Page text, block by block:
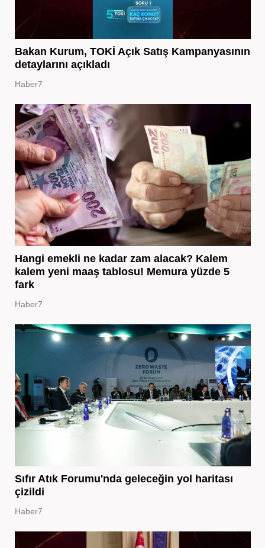
Bakan Kurum, TOKİ Açık Satış Kampanyasının
detaylarını açıkladı
Haber7
Hangi emekli ne kadar zam alacak? Kalem
kalem yeni maaş tablosu! Memura yüzde 5
fark
Haber7
Sıfır Atık Forumu'nda geleceğin yol haritası
çizildi
Haber7